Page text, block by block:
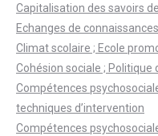
Capitalisation des savoirs
Echanges de connaissances
Climat scolaire ; Ecole
Cohésion sociale ; Politique
Compétences
techniques d’intervention
Compétences